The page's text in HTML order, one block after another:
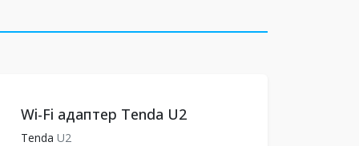
Wi-Fi адаптер Tenda U2
Tenda U2